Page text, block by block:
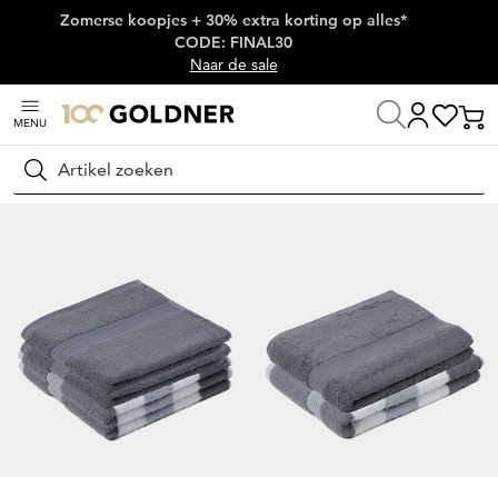
Skip naar hoofdinhoud
Zomerse koopjes + 30% extra korting op alles*
CODE: FINAL30
Naar de sale
MENU
Zoeken
Home Wonen Living